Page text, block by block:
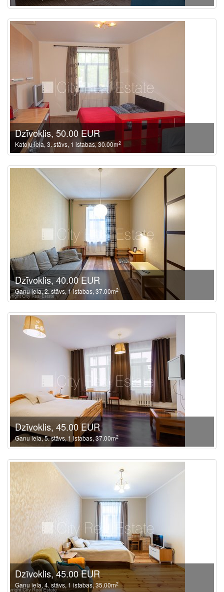
Dzīvoklis, 50.00 EUR
Katoļu iela, 3. stāvs, 1 istabas, 30.00m2
Dzīvoklis, 40.00 EUR
Ganu iela, 2. stāvs, 1 istabas, 37.00m2
Dzīvoklis, 45.00 EUR
Ganu iela, 5. stāvs, 1 istabas, 37.00m2
Dzīvoklis, 45.00 EUR
Ganu iela, 4. stāvs, 1 istabas, 35.00m2